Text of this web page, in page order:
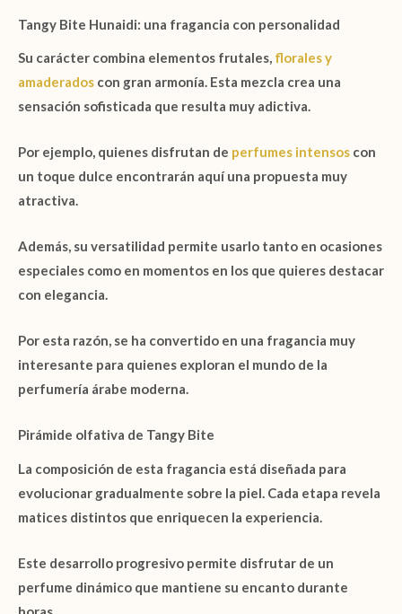
Tangy Bite Hunaidi: una fragancia con personalidad
Su carácter combina elementos frutales, florales y
amaderados con gran armonía. Esta mezcla crea una
sensación sofisticada que resulta muy adictiva.
Por ejemplo, quienes disfrutan de perfumes intensos con
un toque dulce encontrarán aquí una propuesta muy
atractiva.
Además, su versatilidad permite usarlo tanto en ocasiones
especiales como en momentos en los que quieres destacar
con elegancia.
Por esta razón, se ha convertido en una fragancia muy
interesante para quienes exploran el mundo de la
perfumería árabe moderna.
Pirámide olfativa de Tangy Bite
La composición de esta fragancia está diseñada para
evolucionar gradualmente sobre la piel. Cada etapa revela
matices distintos que enriquecen la experiencia.
Este desarrollo progresivo permite disfrutar de un
perfume dinámico que mantiene su encanto durante